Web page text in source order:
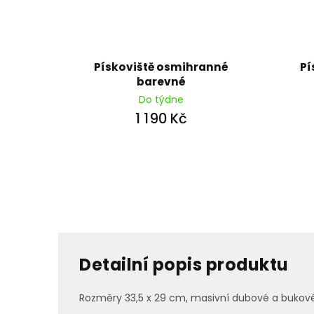
Pískoviště osmihranné
barevné
Do týdne
1 190 Kč
Detailní popis produktu
Rozměry 33,5 x 29 cm, masivní dubové a